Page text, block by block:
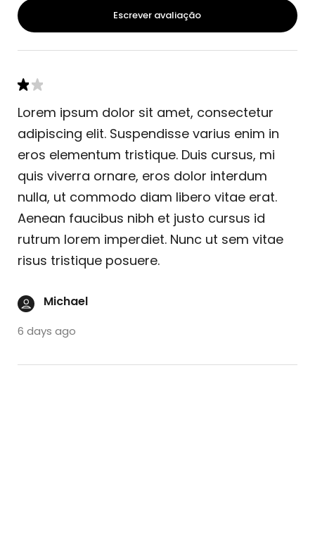
Escrever avaliação
Lorem ipsum dolor sit amet, consectetur
adipiscing elit. Suspendisse varius enim in
eros elementum tristique. Duis cursus, mi
quis viverra ornare, eros dolor interdum
nulla, ut commodo diam libero vitae erat.
Aenean faucibus nibh et justo cursus id
rutrum lorem imperdiet. Nunc ut sem vitae
risus tristique posuere.
Michael
6 days ago